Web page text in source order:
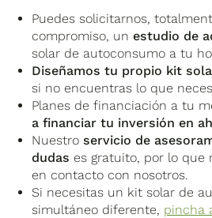
Puedes solicitarnos,
compromiso, unestudio de
solar de autoconsumo a tu
Diseñamos tu propio kit
si no encuentras lo que
Planes de financiación a tu
a financiar tu inversión en
Nuestroservicio de
dudas es gratuito, por lo que
en contacto con nosotros.
Si necesitas un kit solar de
simultáneo diferente, pincha